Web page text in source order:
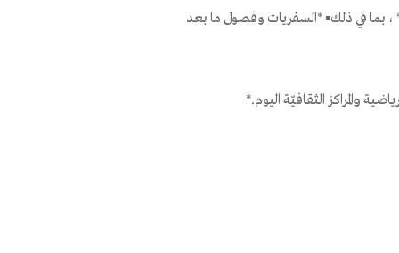
بما في ذلك▪️ *السفريات وفصول ما بعد
والمراكز الثقافيّة اليوم.*